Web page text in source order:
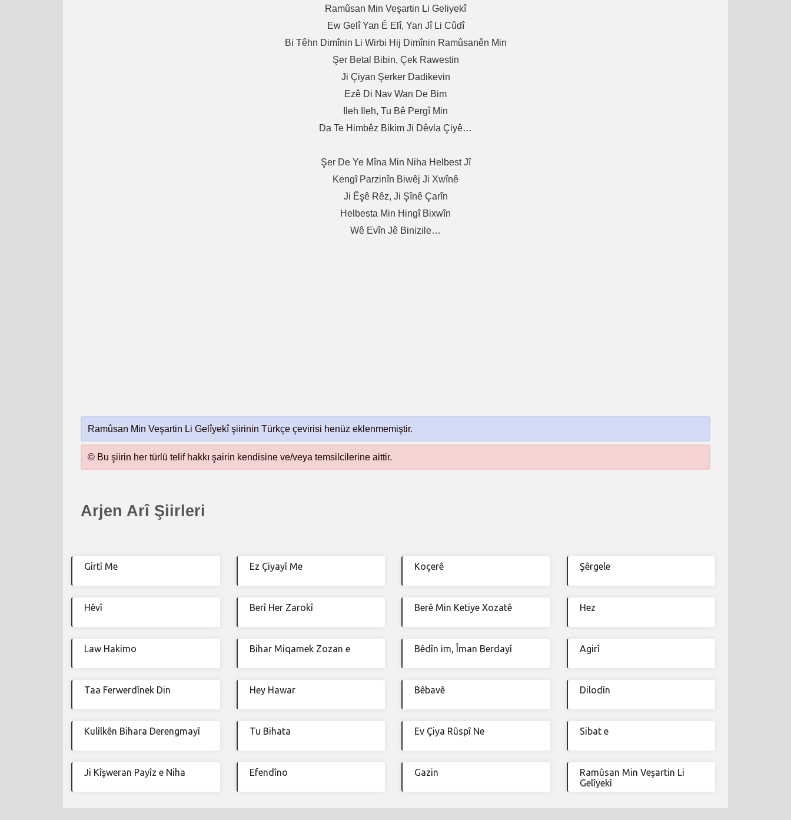
Ramûsan Min Veşartin Li Geliyekî
Ew Gelî Yan Ê Elî, Yan Jî Li Cûdî
Bi Têhn Dimînin Li Wirbi Hij Dimînin Ramûsanên Min
Şer Betal Bibin, Çek Rawestin
Ji Çiyan Şerker Dadikevin
Ezê Di Nav Wan De Bim
Ileh Ileh, Tu Bê Pergî Min
Da Te Himbêz Bikim Ji Dêvla Çiyê…
Şer De Ye Mîna Min Niha Helbest Jî
Kengî Parzinîn Biwêj Ji Xwînê
Ji Êşê Rêz, Ji Şînê Çarîn
Helbesta Min Hingî Bixwîn
Wê Evîn Jê Binizile…
Ramûsan Min Veşartin Li Gelîyekî şiirinin Türkçe çevirisi henüz eklenmemiştir.
© Bu şiirin her türlü telif hakkı şairin kendisine ve/veya temsilcilerine aittir.
Arjen Arî Şiirleri
Girtî Me Ez Çiyayî Me Koçerê Şêrgele
Hêvî Berî Her Zarokî Berê Min Ketiye Xozatê Hez
Law Hakimo Bihar Miqamek Zozan e Bêdîn im, Îman Berdayî Agirî
Taa Ferwerdînek Din Hey Hawar Bêbavê Dilodîn
Kulîlkên Bihara Derengmayî Tu Bihata Ev Çiya Rûspî Ne Sibat e
Ji Kîşweran Payîz e Niha Efendîno Gazin
Ramûsan Min Veşartin Li
Gelîyekî